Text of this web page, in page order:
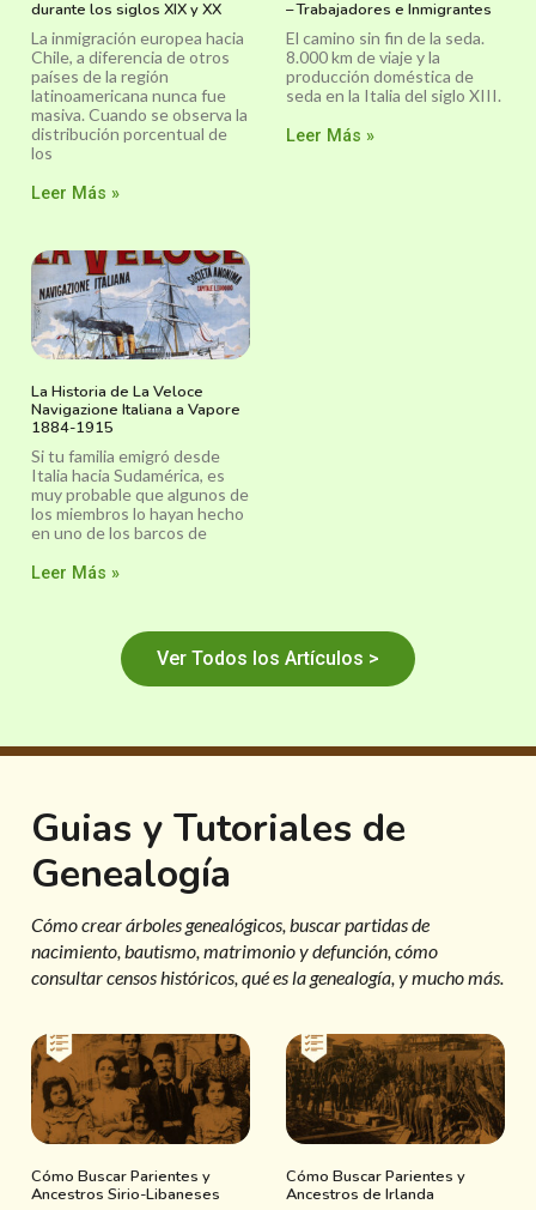
durante los siglos XIX y XX
La inmigración europea hacia
Chile, a diferencia de otros
países de la región
latinoamericana nunca fue
masiva. Cuando se observa la
distribución porcentual de
los
Leer Más »
– Trabajadores e Inmigrantes
El camino sin fin de la seda.
8.000 km de viaje y la
producción doméstica de
seda en la Italia del siglo XIII.
Leer Más »
La Historia de La Veloce
Navigazione Italiana a Vapore
1884-1915
Si tu familia emigró desde
Italia hacia Sudamérica, es
muy probable que algunos de
los miembros lo hayan hecho
en uno de los barcos de
Leer Más »
Ver Todos los Artículos >
Guias y Tutoriales de
Genealogía
Cómo crear árboles genealógicos, buscar partidas de
nacimiento, bautismo, matrimonio y defunción, cómo
consultar censos históricos, qué es la genealogía, y mucho más.
Cómo Buscar Parientes y
Ancestros Sirio-Libaneses
Cómo Buscar Parientes y
Ancestros de Irlanda